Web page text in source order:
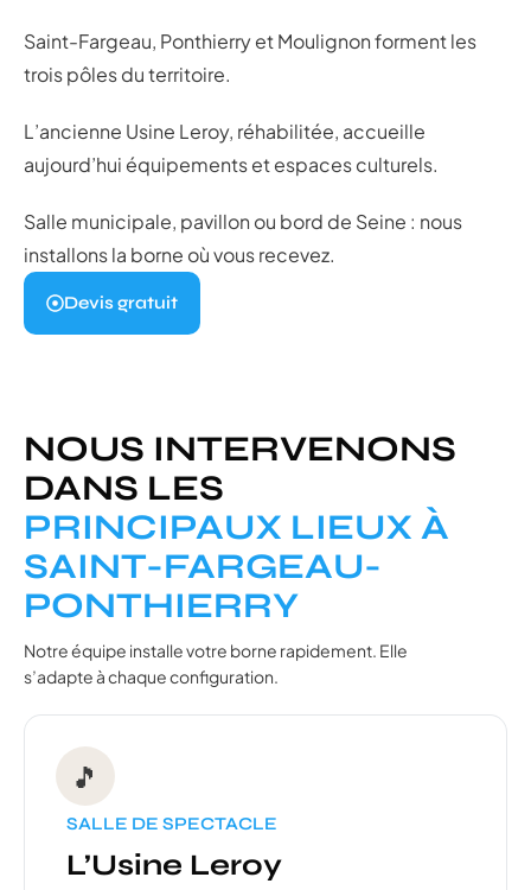
Saint-Fargeau, Ponthierry et Moulignon forment les
trois pôles du territoire.
L’ancienne Usine Leroy, réhabilitée, accueille
aujourd’hui équipements et espaces culturels.
Salle municipale, pavillon ou bord de Seine : nous
installons la borne où vous recevez.
Devis gratuit
NOUS INTERVENONS
DANS LES
PRINCIPAUX LIEUX À
SAINT-FARGEAU-
PONTHIERRY
Notre équipe installe votre borne rapidement. Elle
s’adapte à chaque configuration.
🎵
SALLE DE SPECTACLE
L’Usine Leroy